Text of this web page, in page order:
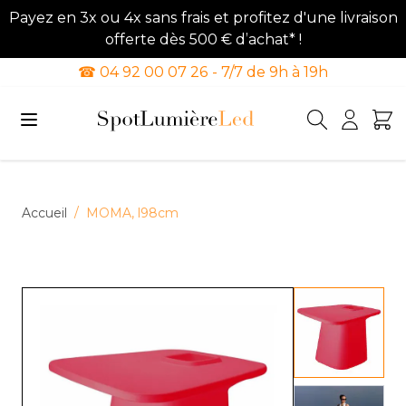
Payez en 3x ou 4x sans frais et profitez d'une livraison
offerte dès 500 € d’achat* !
☎ 04 92 00 07 26 - 7/7 de 9h à 19h
Accueil / MOMA, l98cm
View